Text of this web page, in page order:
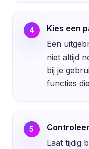
4
Kies een
Een
niet altijd
bij je
functies
5
Laat tijdig